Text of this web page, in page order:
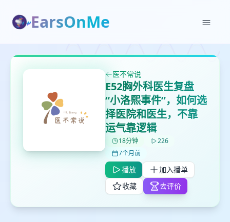
EarsOnMe
医不常说
E52胸外科医生复盘
“小洛熙事件”，如何选
择医院和医生，不靠
运气靠逻辑
18分钟
226
7个月前
播放
加入播单
收藏
去评价
✕
打分 ✕
删除确认
取消 确认删除
✕
创建